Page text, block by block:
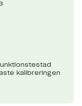
kalibreringen